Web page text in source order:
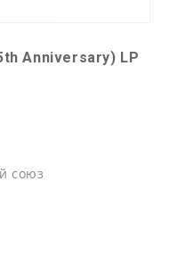
Anniversary) LP
союз